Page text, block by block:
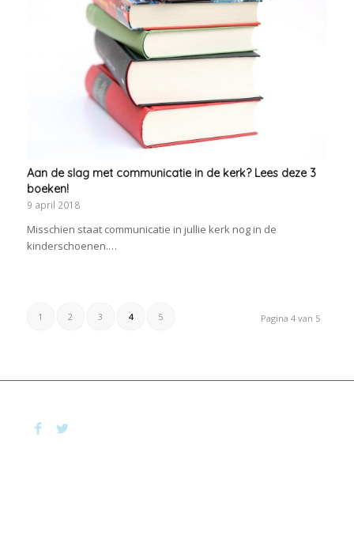
Aan de slag met communicatie in de kerk? Lees deze 3
boeken!
9 april 2018
Misschien staat communicatie in jullie kerk nog in de
kinderschoenen.…
Pagina 4 van 5
1 2 3 4 5